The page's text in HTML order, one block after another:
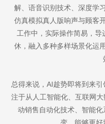
解、语音识别技术、深度学
仿真模拟真人版响声与顾客
工作中，实际操作简易，
休，融入多种多样场景化运
总得来说，AI趁势即将到来
注于从人工智能化、互联网
动销售自动化技术、智能